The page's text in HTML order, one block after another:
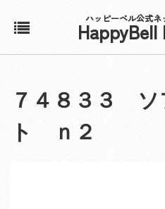
ハッピーベル公式ネ
HappyBell
アカウント
カート
７４８３３ ソ
ト ｎ２